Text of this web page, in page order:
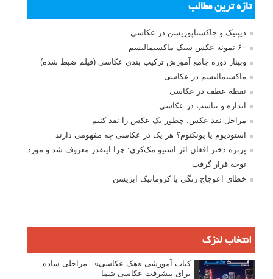
تازه ترین مطالب
دیپتیک و جاکستا‌پوزیشن در عکاسی
۶۰ نمونه عکس سبک ماکسیمالیسم
وبینار دوره جامع آموزش ترکیب بندی عکاسی (فیلم ضبط شده)
ماکسیمالیسم در عکاسی
نقطه عطف در عکاسی
اندازه و تناسب در عکاسی
مراحل نقد عکس: چطور یک عکس را نقد کنیم
استودیوم یا پونکتوم؟ هر یک در عکاسی چه مفهومی دارند
پرتره دختر افغان اثر استیو مک‌کری: چرا اینقدر معروف شد و مورد
توجه قرار گرفت
خطای اعوجاج رنگی یا کروماتیک ابریشن
انتخاب لنزک
کتاب آموزشی «هک عکاسی» - مراحلی ساده
برای پیشرفت عکاسی شما